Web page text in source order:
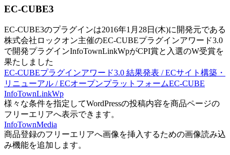
EC-CUBE3
EC-CUBE3のプラグインは2016年1月28日(木)に開発元である
株式会社ロックオン主催のEC-CUBEプラグインアワード3.0
で開発プラグインInfoTownLinkWpがCPI賞と入選のW受賞を
果たしました
EC-CUBEプラグインアワード3.0 結果発表 / ECサイト構築・
リニューアル / ECオープンプラットフォームEC-CUBE
InfoTownLinkWp
様々な条件を指定してWordPressの投稿内容を商品ページの
フリーエリアへ表示できます。
InfoTownMedia
商品登録のフリーエリアへ画像を挿入するための画像読み込
み機能を追加します。